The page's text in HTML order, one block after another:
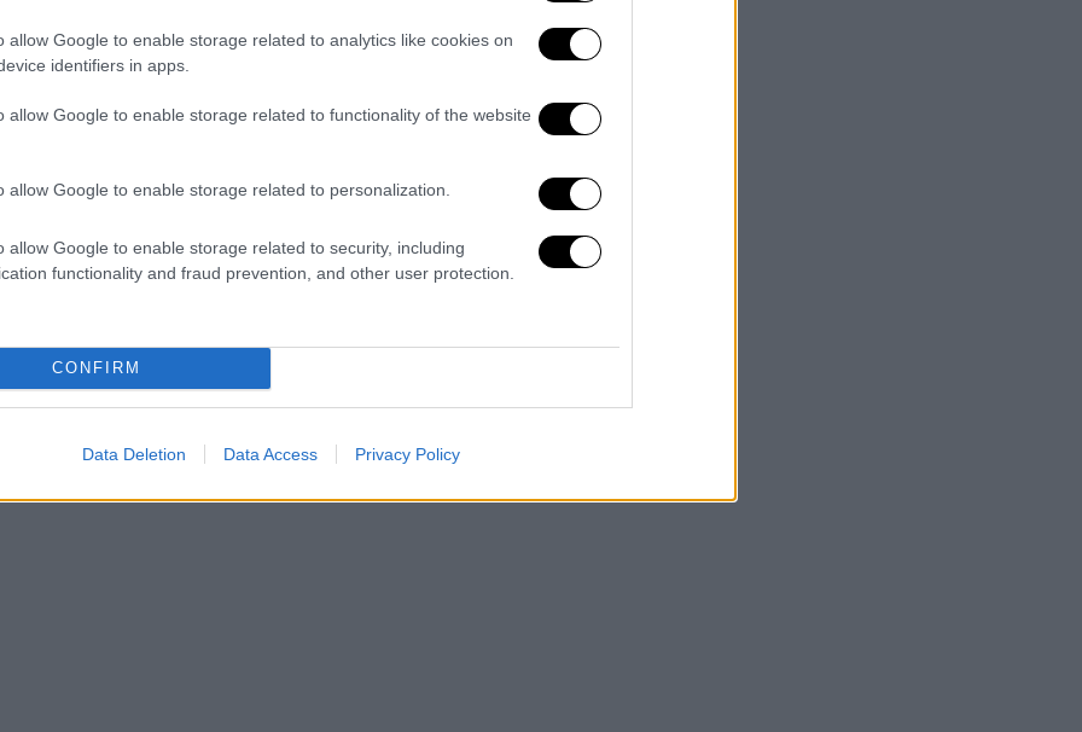
allow Google to enable storage related to analytics like cookies on
identifiers in apps.
allow Google to enable storage related to functionality of the website
allow Google to enable storage related to personalization.
allow Google to enable storage related to security, including
functionality and fraud prevention, and other user protection.
CONFIRM
Data Deletion Data Access Privacy Policy
video